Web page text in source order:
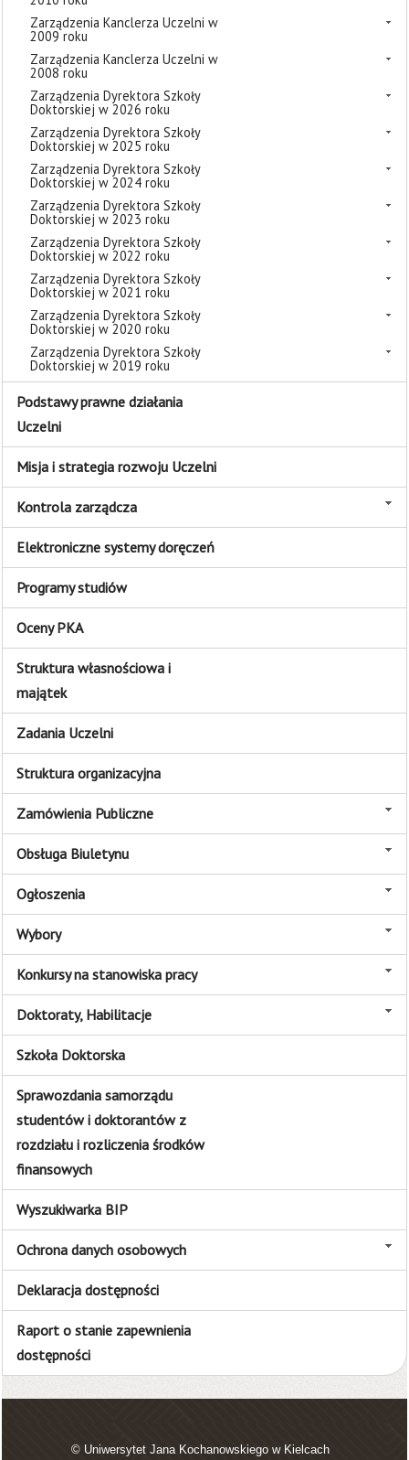
Zarządzenia Kanclerza Uczelni w
2009 roku
Zarządzenia Kanclerza Uczelni w
2008 roku
Zarządzenia Dyrektora Szkoły
Doktorskiej w 2026 roku
Zarządzenia Dyrektora Szkoły
Doktorskiej w 2025 roku
Zarządzenia Dyrektora Szkoły
Doktorskiej w 2024 roku
Zarządzenia Dyrektora Szkoły
Doktorskiej w 2023 roku
Zarządzenia Dyrektora Szkoły
Doktorskiej w 2022 roku
Zarządzenia Dyrektora Szkoły
Doktorskiej w 2021 roku
Zarządzenia Dyrektora Szkoły
Doktorskiej w 2020 roku
Zarządzenia Dyrektora Szkoły
Doktorskiej w 2019 roku
Podstawy prawne działania
Uczelni
Misja i strategia rozwoju Uczelni
Kontrola zarządcza
Elektroniczne systemy doręczeń
Programy studiów
Oceny PKA
Struktura własnościowa i
majątek
Zadania Uczelni
Struktura organizacyjna
Zamówienia Publiczne
Obsługa Biuletynu
Ogłoszenia
Wybory
Konkursy na stanowiska pracy
Doktoraty, Habilitacje
Szkoła Doktorska
Sprawozdania samorządu
studentów i doktorantów z
rozdziału i rozliczenia środków
finansowych
Wyszukiwarka BIP
Ochrona danych osobowych
Deklaracja dostępności
Raport o stanie zapewnienia
dostępności
© Uniwersytet Jana Kochanowskiego w Kielcach